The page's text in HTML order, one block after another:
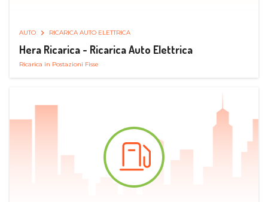
AUTO RICARICA AUTO ELETTRICA
Hera Ricarica - Ricarica Auto Elettrica
Ricarica in Postazioni Fisse